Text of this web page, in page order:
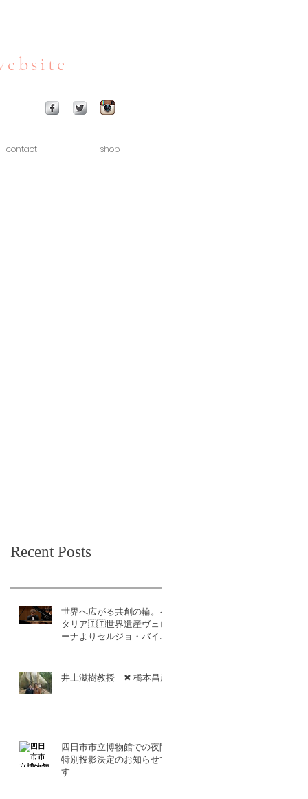
contact shop
Recent Posts
世界へ広がる共創の輪。イ
タリア🇮🇹世界遺産ヴェロ
ーナよりセルジョ・バイエ
井上滋樹教授 ✖︎ 橋本昌彦
四日市市立博物館での夜間
特別投影決定のお知らせで
す